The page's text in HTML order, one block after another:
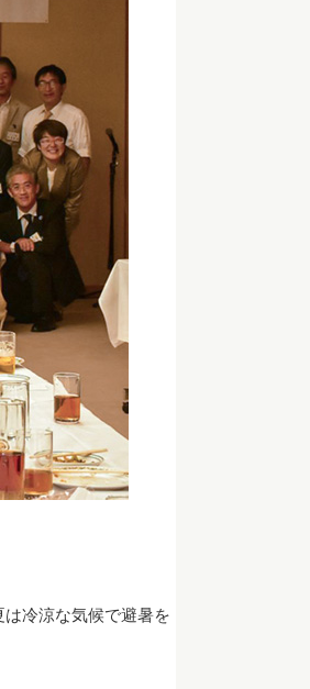
冷涼な気候で避暑を